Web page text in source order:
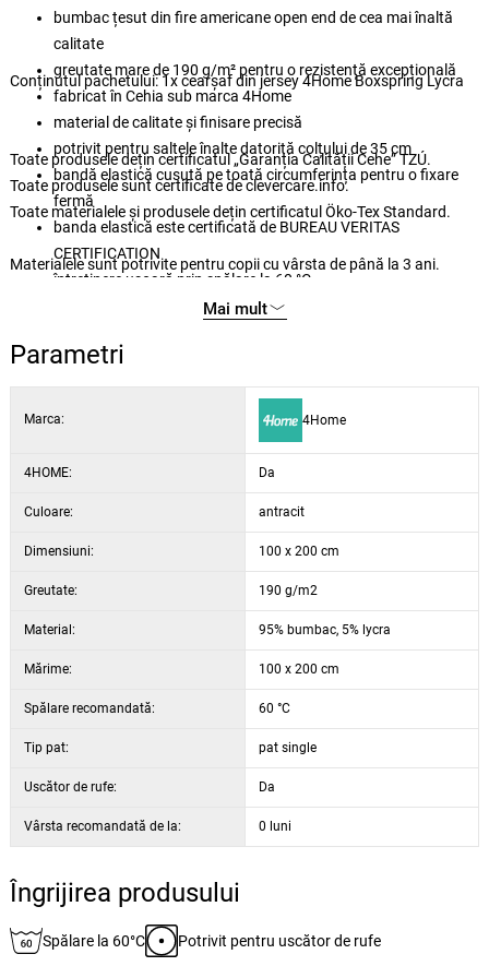
bumbac țesut din fire americane open end de cea mai înaltă
calitate
greutate mare de 190 g/m² pentru o rezistență excepțională
fabricat în Cehia sub marca 4Home
material de calitate și finisare precisă
potrivit pentru saltele înalte datorită colțului de 35 cm
bandă elastică cusută pe toată circumferința pentru o fixare
fermă
banda elastică este certificată de BUREAU VERITAS
CERTIFICATION
întreținere ușoară prin spălare la 60 °C
potrivit pentru uscare în uscător, la un program delicat
Conținutul pachetului: 1x cearșaf din jersey 4Home Boxspring Lycra
Toate produsele dețin certificatul „Garanția Calității Cehe” TZÚ.
Toate produsele sunt certificate de clevercare.info.
Toate materialele și produsele dețin certificatul Öko-Tex Standard.
Materialele sunt potrivite pentru copii cu vârsta de până la 3 ani.
Mai mult
Parametri
Marca: 4Home
4HOME: Da
Culoare: antracit
Dimensiuni: 100 x 200 cm
Greutate: 190 g/m2
Material: 95% bumbac, 5% lycra
Mărime: 100 x 200 cm
Spălare recomandată: 60 °C
Tip pat: pat single
Uscător de rufe: Da
Vârsta recomandată de la: 0 luni
Îngrijirea produsului
Spălare la 60°C Potrivit pentru uscător de rufe